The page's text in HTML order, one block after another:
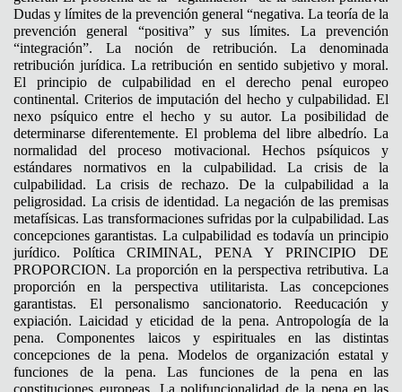
Dudas y límites de la prevención general “negativa. La teoría de la
prevención general “positiva” y sus límites. La prevención
“integración”. La noción de retribución. La denominada
retribución jurídica. La retribución en sentido subjetivo y moral.
El principio de culpabilidad en el derecho penal europeo
continental. Criterios de imputación del hecho y culpabilidad. El
nexo psíquico entre el hecho y su autor. La posibilidad de
determinarse diferentemente. El problema del libre albedrío. La
normalidad del proceso motivacional. Hechos psíquicos y
estándares normativos en la culpabilidad. La crisis de la
culpabilidad. La crisis de rechazo. De la culpabilidad a la
peligrosidad. La crisis de identidad. La negación de las premisas
metafísicas. Las transformaciones sufridas por la culpabilidad. Las
concepciones garantistas. La culpabilidad es todavía un principio
jurídico. Política CRIMINAL, PENA Y PRINCIPIO DE
PROPORCION. La proporción en la perspectiva retributiva. La
proporción en la perspectiva utilitarista. Las concepciones
garantistas. El personalismo sancionatorio. Reeducación y
expiación. Laicidad y eticidad de la pena. Antropología de la
pena. Componentes laicos y espirituales en las distintas
concepciones de la pena. Modelos de organización estatal y
funciones de la pena. Las funciones de la pena en las
constituciones europeas. La polifuncionalidad de la pena en las